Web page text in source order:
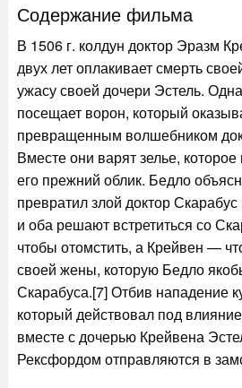
Содержание фильма
В 1506 г. колдун доктор Эразм
двух лет оплакивает смерть
ужасу своей дочери Эстель.
посещает ворон, который
превращенным волшебником
Вместе они варят зелье,
его прежний облик. Бедло
превратил злой доктор
и оба решают встретиться со
чтобы отомстить, а Крейвен —
своей жены, которую Бедло
Скарабуса.[7] Отбив нападение
который действовал под
вместе с дочерью Крейвена
Рексфордом отправляются в